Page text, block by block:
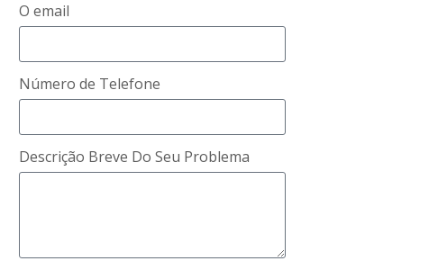
O email
Número de Telefone
Descrição Breve Do Seu Problema